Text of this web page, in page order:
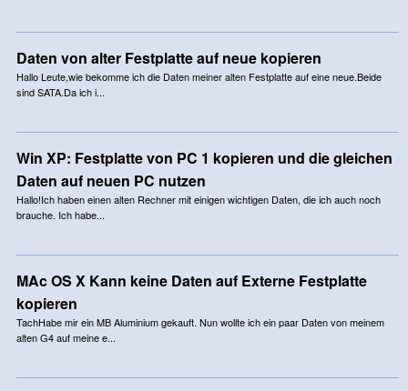
Daten von alter Festplatte auf neue kopieren
Hallo Leute,wie bekomme ich die Daten meiner alten Festplatte auf eine neue.Beide
sind SATA.Da ich i...
Win XP: Festplatte von PC 1 kopieren und die gleichen
Daten auf neuen PC nutzen
Hallo!Ich haben einen alten Rechner mit einigen wichtigen Daten, die ich auch noch
brauche. Ich habe...
MAc OS X Kann keine Daten auf Externe Festplatte
kopieren
TachHabe mir ein MB Aluminium gekauft. Nun wollte ich ein paar Daten von meinem
alten G4 auf meine e...